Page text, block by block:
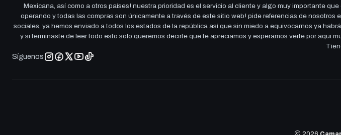
Mexicana, así como a otros países! nuestra prioridad es el servicio al cliente y algo muy importante
operando y todas las compras son únicamente a través de este sitio web! pide referencias de
sociales, ya hemos enviado a todos los estados de la república así que sin miedo a equivocarnos ya
y si terminaste de leer todo esto solo queremos decirte que te apreciamos y esperamos verte por aqui
Síguenos